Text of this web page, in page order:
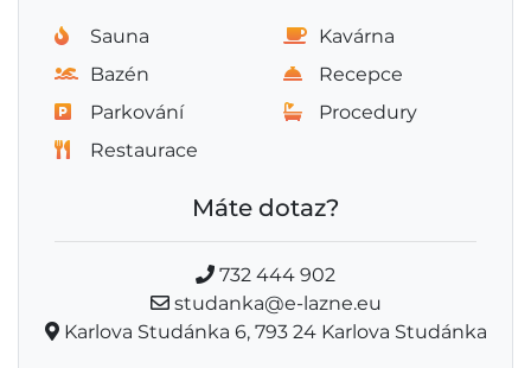
Sauna
Kavárna
Bazén
Recepce
Parkování
Procedury
Restaurace
Máte dotaz?
732 444 902
studanka@e-lazne.eu
Karlova Studánka 6, 793 24 Karlova Studánka